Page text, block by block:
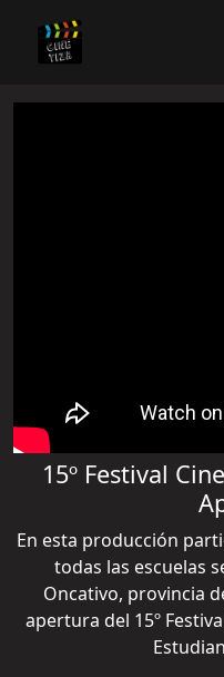
15º Festival
En esta producción
todas las escuelas
Oncativo, provincia
apertura del 15º